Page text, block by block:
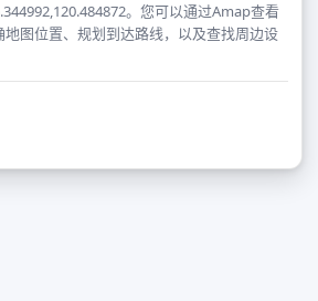
。您可以通过Amap查看
图位置、规划到达路线，以及查找周边设